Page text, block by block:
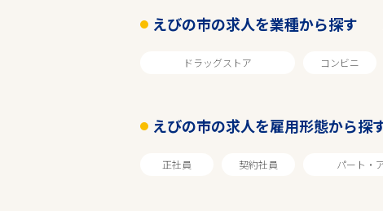
エリアで探す
えびの市の求人を業種から探す
ドラッグストア コンビニ
えびの市の求人を雇用形態から探
正社員 契約社員 パート・